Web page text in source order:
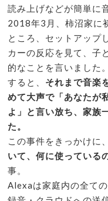
読み上げなどが簡単に
2018年3月、柿沼家に
ところ、セットアップ
カーの反応を見て、子
的なことを言いました。
すると、 それまで音楽
めて大声で「あなたが
よ」と言い放ち、家族
た。
この事件をきっかけに
いて、何に使っている
事。
Alexaは家庭内の全て